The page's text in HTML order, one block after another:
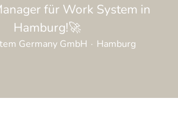
für Work System in
Hamburg!🚀
Germany GmbH · Hamburg